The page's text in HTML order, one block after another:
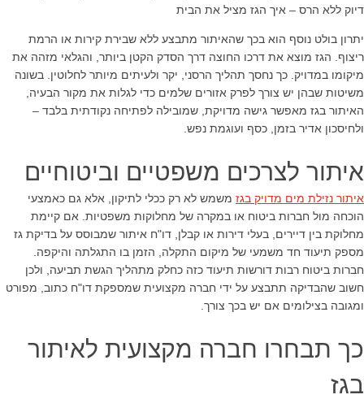
דיוק ללא הרס – איך הגז מציל את הבית
יתרון בולט נוסף הוא בכך שהאיתור מתבצע ללא שבירת קירות או הרמת
ריצוף. הגז מוצא את דרכו החוצה דרך הסדק הקטן ביותר, והגלאי מזהה את
מיקומו במדויק. כך נחסך תהליך הרסני, יקר ולעיתים מיותר לחלוטין. בשונה
משיטות שבהן יש צורך לפרק אזורים שלמים כדי לגלות את מקור הבעיה,
האיתור בגז מאפשר גישה מדויקת, שמובילה לפתיחה נקודתית בלבד –
ולחיסכון אדיר בזמן, כסף ועוגמת נפש.
איתור לצרכים משפטיים וביטוחיים
איתור נזילת מים מדויק בגז משמש לא רק ככלי לתיקון, אלא גם כאמצעי
הוכחה מול חברות ביטוח או במקרה של מחלוקות משפטיות. אם קיימת
מחלוקת בין דיירים, בעלי דירות או קבלן, דו"ח איתור שמבוסס על בדיקת גז
מספק תיעוד חד משמעי של מיקום התקלה, הזמן בו התגלתה והיקפה.
חברות ביטוח רבות דורשות תיעוד כזה כחלק מתהליך הגשת תביעה, ולכן
חשוב שהבדיקה תתבצע על ידי חברה מקצועית שמספקת דו"ח כתוב, מפורט
ומגובה בצילומים אם יש בכך צורך.
כך תבחרו חברה מקצועית לאיתור
בגז